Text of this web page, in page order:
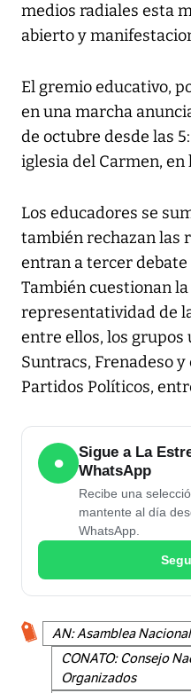
medios radiales esta
abierto y
El gremio educativo,
en una marcha
de octubre desde las
iglesia del Carmen, en
Los educadores se
también rechazan las
entran a tercer debate
También cuestionan
representatividad de
entre ellos, los
Suntracs, Frenadesoy
Partidos Políticos,
●
Sigue a La
WhatsApp
Recibe una
mantente al día
WhatsApp.
AN: Asamblea Nacional
CONATO: Consejo
Organizados